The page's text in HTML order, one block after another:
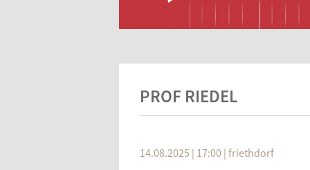
PROF RIEDEL
14.08.2025 | 17:00 | friethdorf